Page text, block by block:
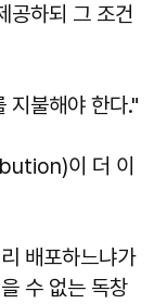
공하되 그 조건
지불해야 한다."
이 더 이
배포하느냐가
수 없는 독창